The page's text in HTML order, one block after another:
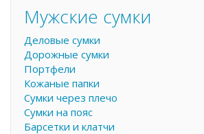
Мужские сумки
Деловые сумки
Дорожные сумки
Портфели
Кожаные папки
Сумки через плечо
Сумки на пояс
Барсетки и клатчи